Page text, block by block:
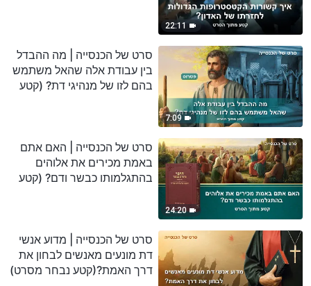
22:11
7:09
סרט של הכנסייה | מה ההבדל
בין עבודת אלה שהאל משתמש
בהם לזו של מנהיגי דת? (קטע
24:20
סרט של הכנסייה | האם אתם
באמת מכירים את אלוהים
בהתגלמותו כבשר ודם? (קטע
סרט של הכנסייה | מדוע אנשי
דת מונעים מאנשים לבחון את
דרך האמת?(קטע נבחר מסרט)